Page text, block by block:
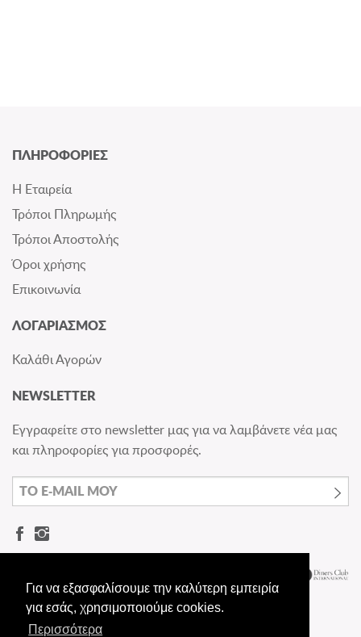
Για να εξασφαλίσουμε την καλύτερη εμπειρία
για εσάς, χρησιμοποιούμε cookies.
Περισσότερα
ΠΛΗΡΟΦΟΡΙΕΣ
Η Εταιρεία
Τρόποι Πληρωμής
Τρόποι Αποστολής
Όροι χρήσης
Επικοινωνία
ΛΟΓΑΡΙΑΣΜΟΣ
Καλάθι Αγορών
NEWSLETTER
Εγγραφείτε στο newsletter μας για να λαμβάνετε νέα μας
και πληροφορίες για προσφορές.